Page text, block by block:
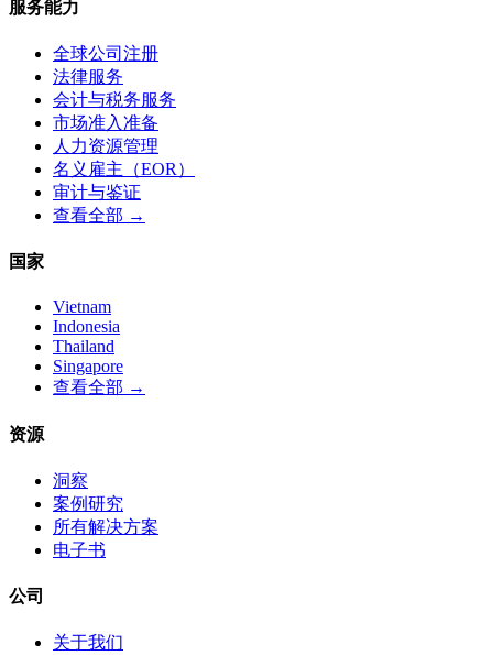
服务能力
全球公司注册
法律服务
会计与税务服务
市场准入准备
人力资源管理
名义雇主（EOR）
审计与鉴证
查看全部 →
国家
Vietnam
Indonesia
Thailand
Singapore
查看全部 →
资源
洞察
案例研究
所有解决方案
电子书
公司
关于我们